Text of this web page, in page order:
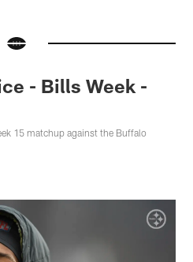
- Bills Week -
15 matchup against the Buffalo